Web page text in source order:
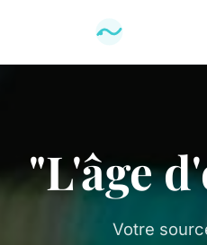
"L'âge
Votre